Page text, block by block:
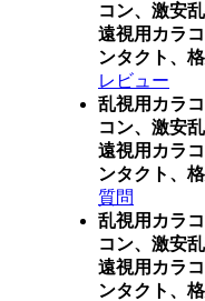
コン、激安
遠視用カラ
ンタクト、
レビュー
乱視用カラ
コン、激安
遠視用カラ
ンタクト、
質問
乱視用カラ
コン、激安
遠視用カラ
ンタクト、